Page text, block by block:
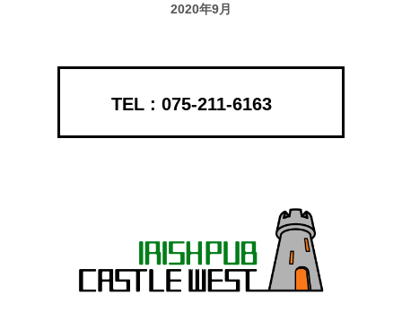
2020年9月
075-211-6163